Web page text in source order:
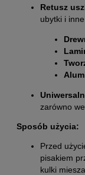
Retusz
ubytki i
zarówno
Sposób użycia:
Przed
pisakiem
kulki